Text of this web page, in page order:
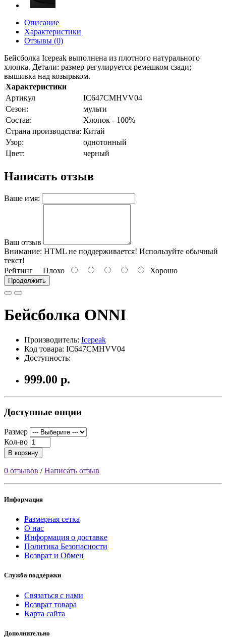
Описание
Характеристики
Отзывы (0)
Бейсболка Icepeak выполнена из плотного натурального
хлопка. Детали: размер регулируется ремешком сзади;
вышивка над козырьком.
Характеристики
Артикул
IC647CMHVV04
Сезон:
мульти
Состав:
Хлопок - 100%
Страна производства: Китай
Узор:
однотонный
Цвет:
черный
Написать отзыв
Ваше имя:
Ваш отзыв
Внимание: HTML не поддерживается! Используйте обычный
текст!
Рейтинг Плохо Хорошо
Продолжить
Бейсболка ONNI
Производитель: Icepeak
Код товара: IC647CMHVV04
Доступность:
999.00 р.
Доступные опции
Размер
Кол-во
В корзину
0 отзывов /Написать отзыв
Информация
Размерная сетка
О нас
Информация о доставке
Политика Безопасности
Возврат и Обмен
Служба поддержки
Связаться с нами
Возврат товара
Карта сайта
Дополнительно